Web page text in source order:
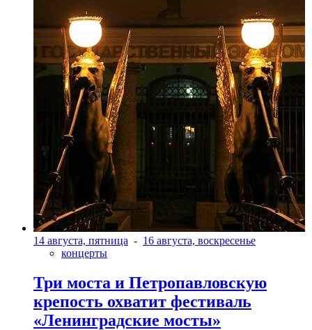
14 августа, пятница - 16 августа, воскресенье
концерты
Три моста и Петропавловскую
крепость охватит фестиваль
«Ленинградские мосты»